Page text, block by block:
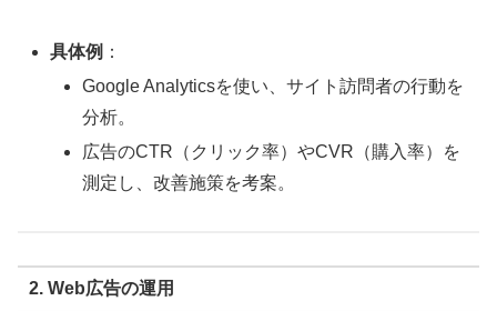
具体例 ：
Google Analyticsを使い、サイト訪問者の行動を
分析。
広告のCTR（クリック率）やCVR（購入率）を
測定し、改善施策を考案。
2. Web広告の運用